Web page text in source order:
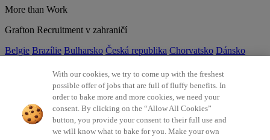
More than Work
Grafton Recruitment v zahraničí
Belgie Brazílie Bulharsko Česká republika Chorvatsko Dánsko
Německo Nizozemsko Norsko Polsko Portugalsko
Slovensko Španělsko Srbsko Švýcarsko Turecko
©2026 Všechna práva vyhrazena Grafton Recruitment
Ochrana osobních údajů Zásady používání cookies Všeobecné
With our cookies, we try to come up with the freshest
possible offer of jobs that are full of fluffy benefits. In
order to bake more and more cookies, we need your
consent. By clicking on the “Allow All Cookies”
button, you provide your consent to their full use and
we will know what to bake for you. Make your own